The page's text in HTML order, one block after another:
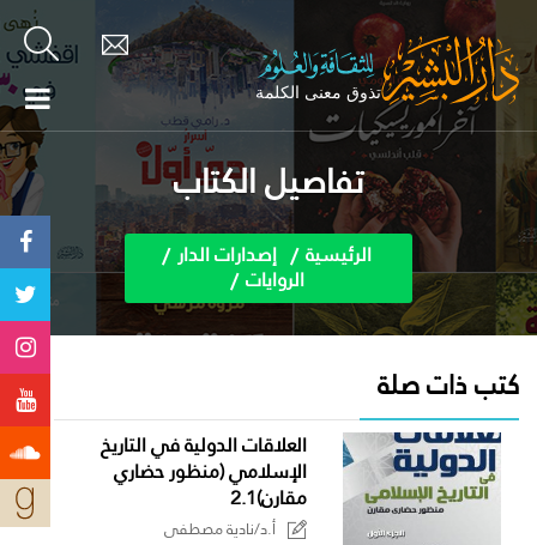
تفاصيل الكتاب
الرئيسية إصدارات الدار
الروايات
كتب ذات صلة
العلاقات الدولية في التاريخ
الإسلامي (منظور حضاري
مقارن)2.1
أ.د/نادية مصطفى